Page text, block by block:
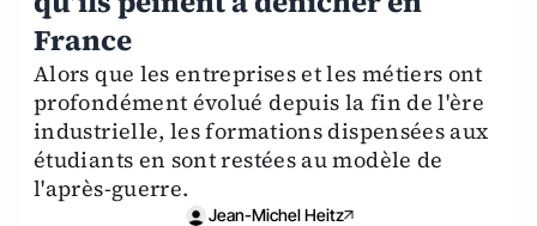
France
Alors que les entreprises et les métiers ont
profondément évolué depuis la fin de l'ère
industrielle, les formations dispensées aux
étudiants en sont restées au modèle de
l'après-guerre.
Jean-Michel Heitz